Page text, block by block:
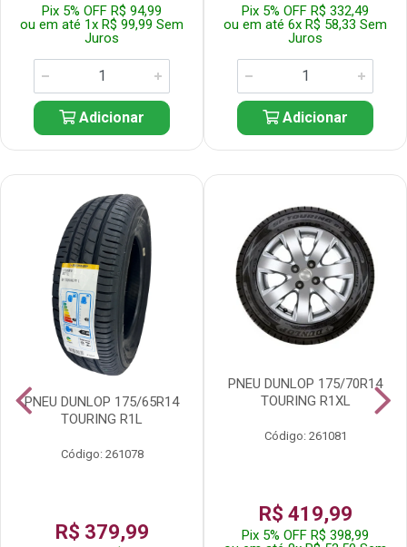
Pix 5% OFF R$ 94,99
ou em até 1x R$ 99,99 Sem
Juros
Adicionar
Pix 5% OFF R$ 332,49
ou em até 6x R$ 58,33 Sem
Juros
Adicionar
PNEU DUNLOP 175/65R14
TOURING R1L
Código: 261078
R$ 379,99
PNEU DUNLOP 175/70R14
TOURING R1XL
Código: 261081
R$ 419,99
Pix 5% OFF R$ 398,99